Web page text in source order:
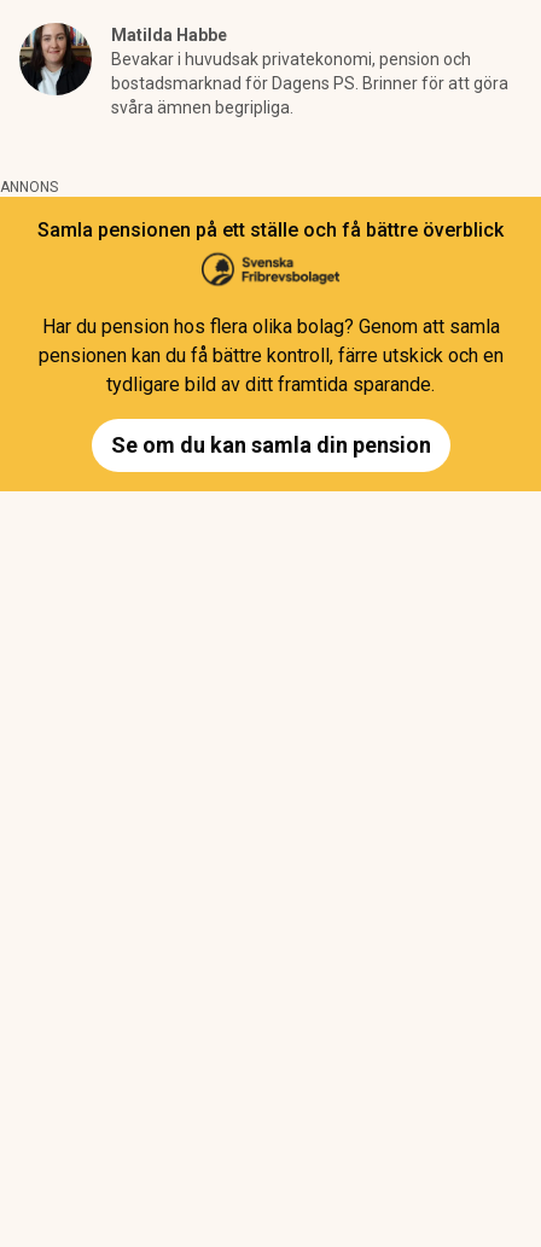
Matilda Habbe
Bevakar i huvudsak privatekonomi, pension och
bostadsmarknad för Dagens PS. Brinner för att göra
svåra ämnen begripliga.
ANNONS
Samla pensionen på ett ställe och få bättre överblick
Har du pension hos flera olika bolag? Genom att samla
pensionen kan du få bättre kontroll, färre utskick och en
tydligare bild av ditt framtida sparande.
Se om du kan samla din pension